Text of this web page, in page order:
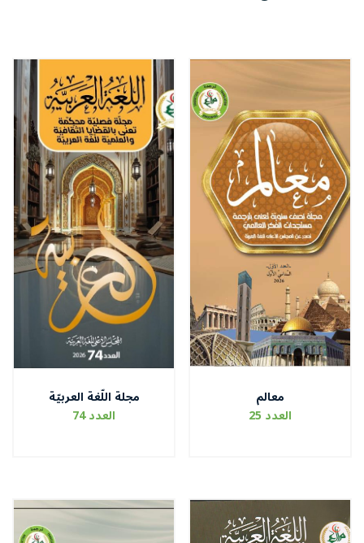
معالم
العدد 25
مجلة اللّغة العربيّة
العدد 74